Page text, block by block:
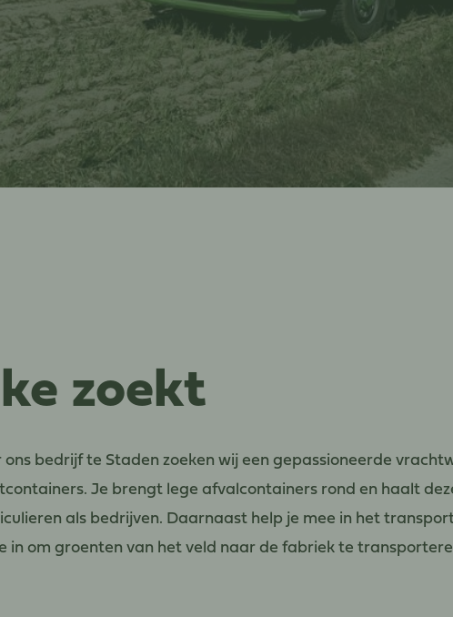
zoekt
ons bedrijf te Staden zoeken wij een gepassioneerde
Je brengt lege afvalcontainers rond en haalt
als bedrijven. Daarnaast help je mee in het
in om groenten van het veld naar de fabriek te